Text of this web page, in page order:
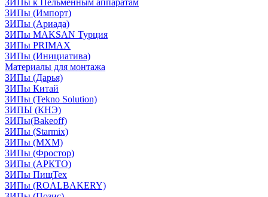
ЗИПы к Пельменным аппаратам
ЗИПы (Импорт)
ЗИПы (Ариада)
ЗИПы MAKSAN Турция
ЗИПы PRIMAX
ЗИПы (Инициатива)
Материалы для монтажа
ЗИПы (Дарья)
ЗИПы Китай
ЗИПы (Tekno Solution)
ЗИПЫ (КНЭ)
ЗИПы(Bakeoff)
ЗИПы (Starmix)
ЗИПы (МХМ)
ЗИПы (Фростор)
ЗИПы (АРКТО)
ЗИПы ПищТех
ЗИПы (ROALBAKERY)